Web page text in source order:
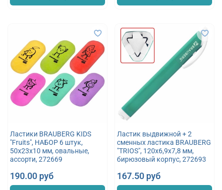
Ластики BRAUBERG KIDS
"Fruits", НАБОР 6 штук,
50х23х10 мм, овальные,
ассорти, 272669
190.00 руб
Ластик выдвижной + 2
сменных ластика BRAUBERG
"TRIOS", 120х6,9х7,8 мм,
бирюзовый корпус, 272693
167.50 руб